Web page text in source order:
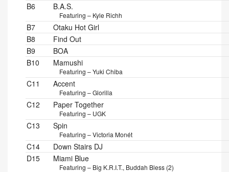
B6
B.A.S.
Featuring – Kyle Richh
B7
Otaku Hot Girl
B8
Find Out
B9
BOA
B10
Mamushi
Featuring – Yuki Chiba
C11 Accent
Featuring – Glorilla
C12 Paper Together
Featuring – UGK
C13 Spin
Featuring – Victoria Monét
C14
Down Stairs DJ
D15
Miami Blue
Featuring – Big K.R.I.T., Buddah Bless (2)